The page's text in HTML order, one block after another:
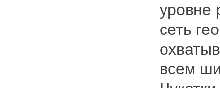
уровне
сеть
всем